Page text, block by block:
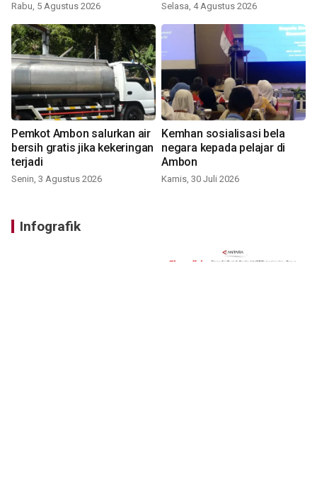
Rabu, 5 Agustus 2026 Selasa, 4 Agustus 2026
Pemkot Ambon salurkan air
bersih gratis jika kekeringan
terjadi
Senin, 3 Agustus 2026
Kemhan sosialisasi bela
negara kepada pelajar di
Ambon
Kamis, 30 Juli 2026
Infografik